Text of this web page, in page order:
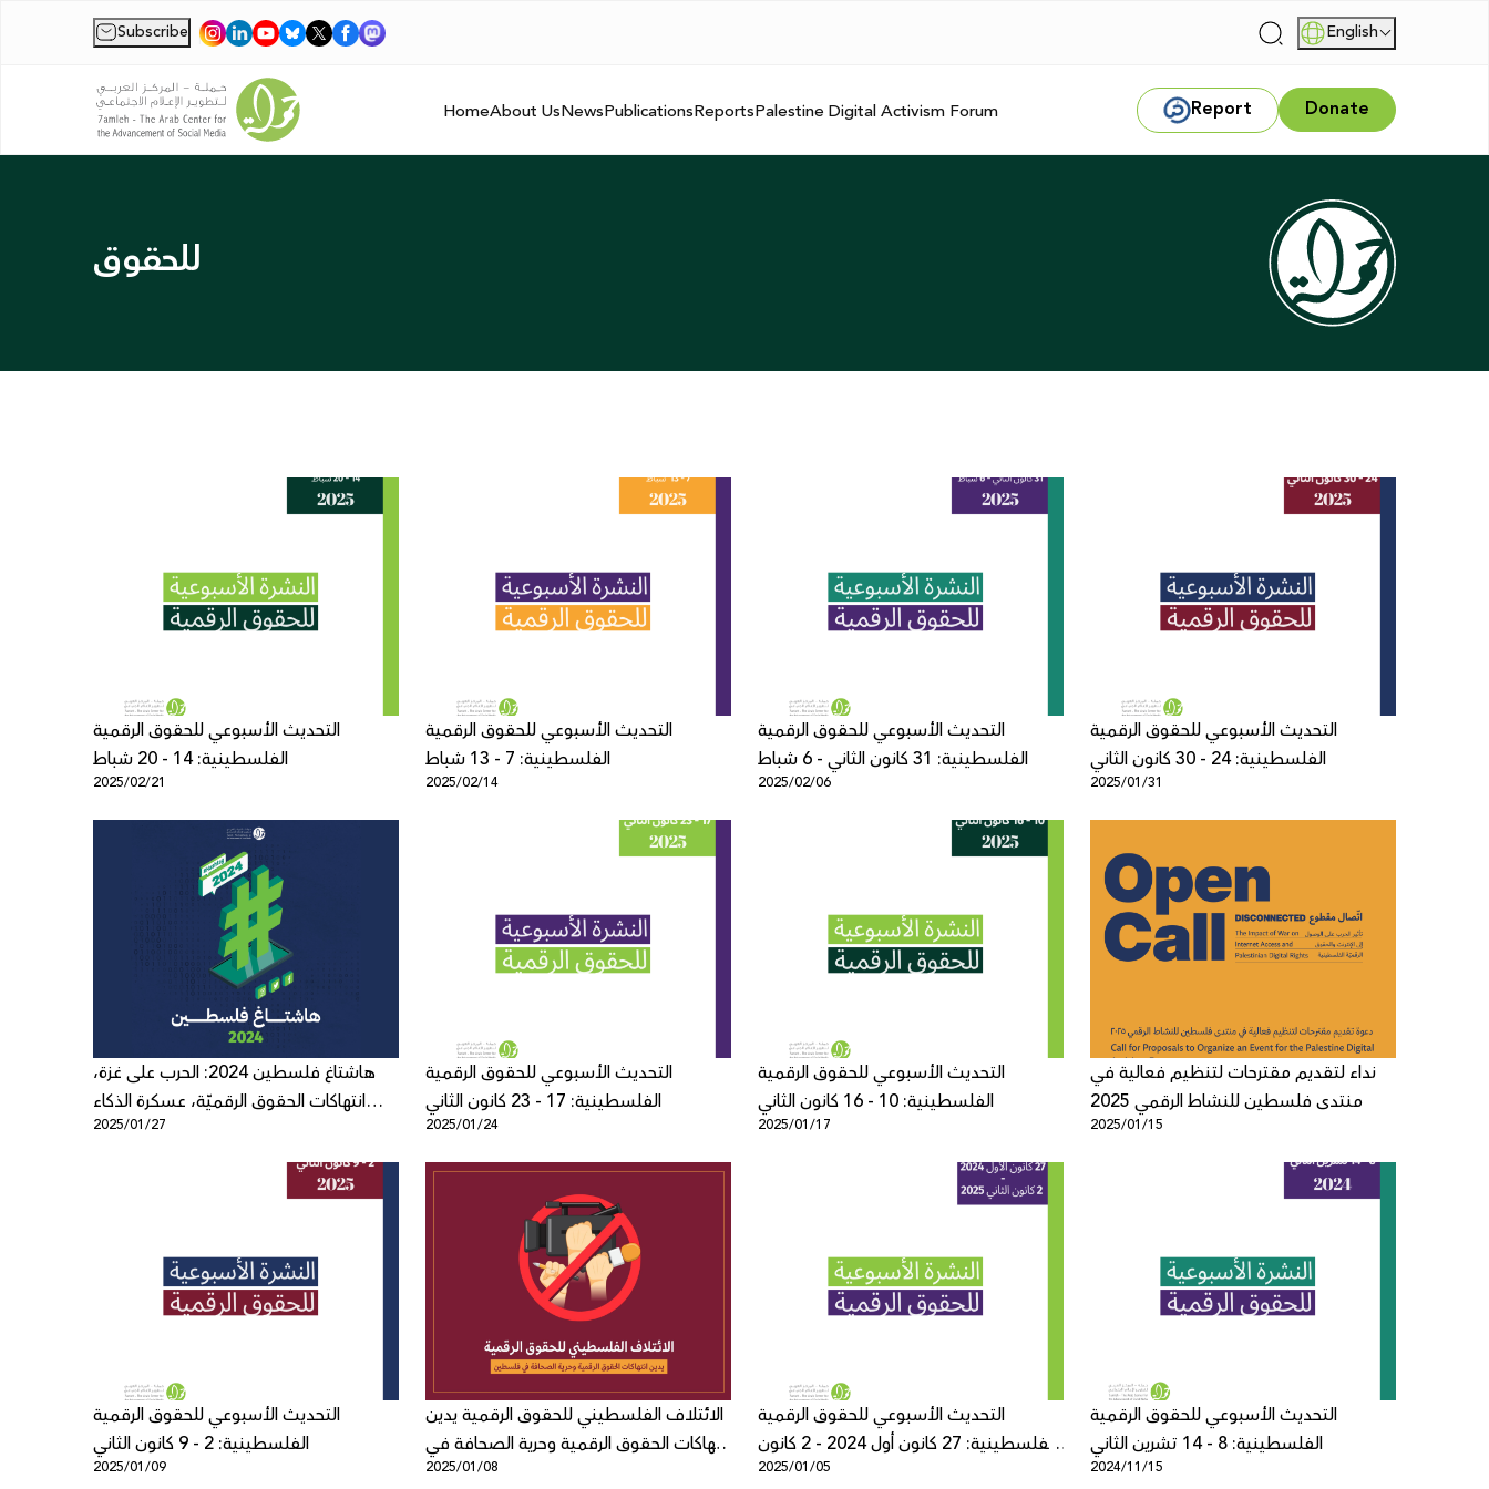
Subscribe | | English
HomeAbout UsNewsPublicationsReportsPalestine Digital Activism Forum Report Donate
للحقوق
التحديث الأسبوعي للحقوق الرقمية
الفلسطينية: 14 - 20 شباط
2025/02/21
التحديث الأسبوعي للحقوق الرقمية
الفلسطينية: 7 - 13 شباط
2025/02/14
التحديث الأسبوعي للحقوق الرقمية
الفلسطينية: 31 كانون الثاني - 6 شباط
2025/02/06
التحديث الأسبوعي للحقوق الرقمية
الفلسطينية: 24 - 30 كانون الثاني
2025/01/31
هاشتاغ فلسطين 2024: الحرب على غزة،
انتهاكات الحقوق الرقميّة، عسكرة الذكاء
الاصطناعي
2025/01/27
التحديث الأسبوعي للحقوق الرقمية
الفلسطينية: 17 - 23 كانون الثاني
2025/01/24
التحديث الأسبوعي للحقوق الرقمية
الفلسطينية: 10 - 16 كانون الثاني
2025/01/17
نداء لتقديم مقترحات لتنظيم فعالية في
منتدى فلسطين للنشاط الرقمي 2025
2025/01/15
التحديث الأسبوعي للحقوق الرقمية
الفلسطينية: 2 - 9 كانون الثاني
2025/01/09
الائتلاف الفلسطيني للحقوق الرقمية يدين
انتهاكات الحقوق الرقمية وحرية الصحافة في
فلسطين
2025/01/08
التحديث الأسبوعي للحقوق الرقمية
الفلسطينية: 27 كانون أول 2024 - 2 كانون
ثاني 2025
2025/01/05
التحديث الأسبوعي للحقوق الرقمية
الفلسطينية: 8 - 14 تشرين الثاني
2024/11/15